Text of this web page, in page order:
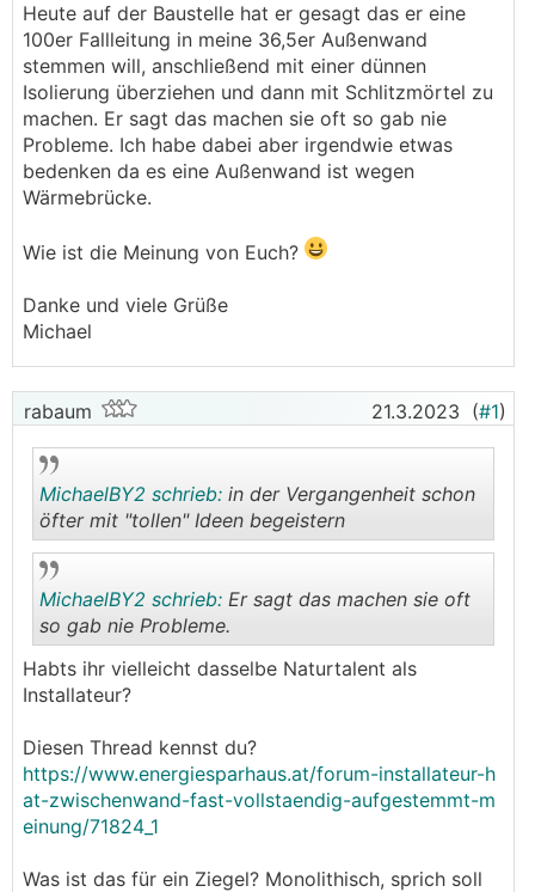
Heute auf der Baustelle hat er gesagt das er eine
100er Fallleitung in meine 36,5er Außenwand
stemmen will, anschließend mit einer dünnen
Isolierung überziehen und dann mit Schlitzmörtel zu
machen. Er sagt das machen sie oft so gab nie
Probleme. Ich habe dabei aber irgendwie etwas
bedenken da es eine Außenwand ist wegen
Wärmebrücke.
Wie ist die Meinung von Euch?
Danke und viele Grüße
Michael
rabaum 21.3.2023 (#1)
.
MichaelBY2 schrieb: in der Vergangenheit schon
öfter mit "tollen" Ideen begeistern
MichaelBY2 schrieb: Er sagt das machen sie oft
so gab nie Probleme.
Habts ihr vielleicht dasselbe Naturtalent als
Installateur?
Diesen Thread kennst du?
https://www.energiesparhaus.at/forum-installateur-h
at-zwischenwand-fast-vollstaendig-aufgestemmt-m
einung/71824_1
Was ist das für ein Ziegel? Monolithisch, sprich soll